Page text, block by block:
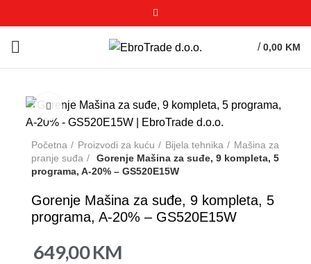
/ 0,00 KM
Click to enlarge
Početna Proizvodi za kuću Bijela tehnika
Mašina za
pranje suđa
Gorenje Mašina za suđe, 9 kompleta, 5
programa, A-20% – GS520E15W
Gorenje Mašina za suđe, 9 kompleta, 5
programa, A-20% – GS520E15W
649,00KM